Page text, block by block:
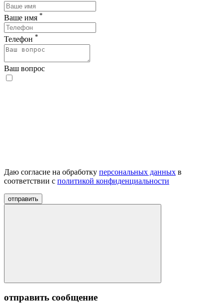
Ваше имя *
Телефон *
Ваш вопрос
Даю согласие на обработку персональных данных в
соответствии с политикой конфиденциальности
отправить
отправить сообщение